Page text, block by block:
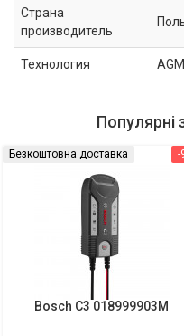
Страна
производитель
Технология AGM
Популярні
-
Безкоштовна доставка
Bosch C3 018999903M